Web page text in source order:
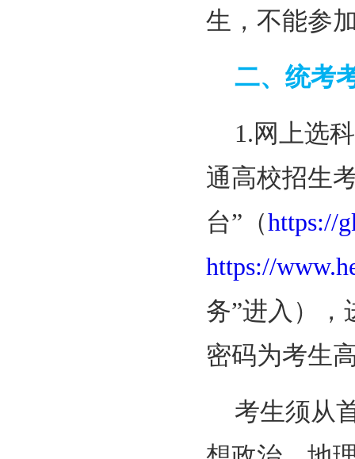
生，不能参
二、统考
1.网上选
通高校招生
台”（https://
https://
务”进入）
密码为考生
考生须从